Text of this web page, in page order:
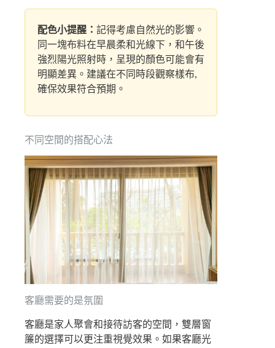
配色小提醒： 記得考慮自然光的影響。
同一塊布料在早晨柔和光線下，和午後
強烈陽光照射時，呈現的顏色可能會有
明顯差異。建議在不同時段觀察樣布,
確保效果符合預期。
不同空間的搭配心法
客廳需要的是氛圍
客廳是家人聚會和接待訪客的空間，雙層窗
簾的選擇可以更注重視覺效果。如果客廳光